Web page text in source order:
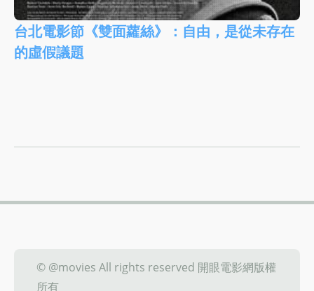
台北電影節《雙面蘿絲》：自由，是從未存在
的虛假議題
© @movies All rights reserved 開眼電影網版權
所有